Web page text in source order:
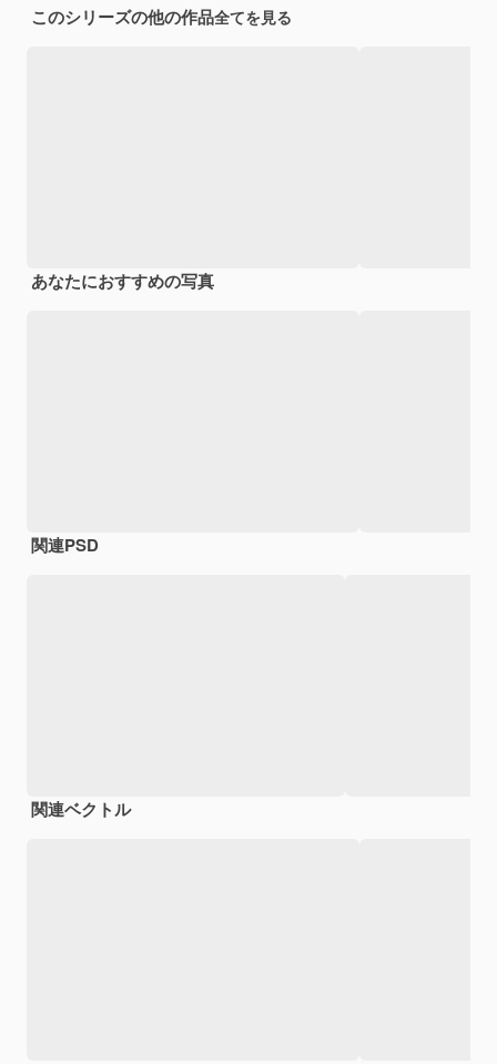
このシリーズの他の作品全てを見る
あなたにおすすめの写真
関連PSD
関連ベクトル